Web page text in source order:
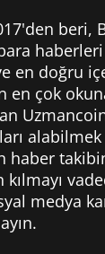
beri,
haberleri
en doğru
en çok
alabilmek
haber
medya